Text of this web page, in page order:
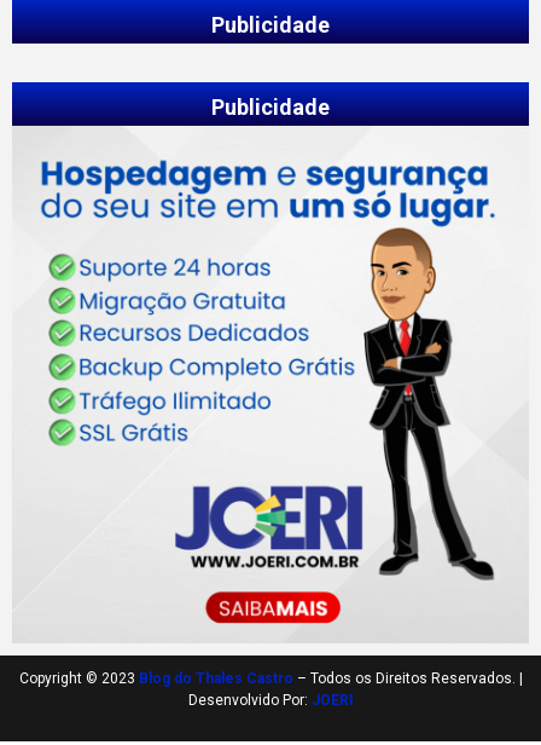
Publicidade
Publicidade
Copyright © 2023 Blog do Thales Castro – Todos os Direitos Reservados. |
Desenvolvido Por: JOERI